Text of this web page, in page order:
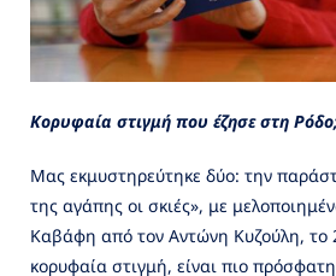
Κορυφαία στιγμή που έζησε στη
Μας εκμυστηρεύτηκε δύο: την
της αγάπης οι σκιές», με
Καβάφη από τον Αντώνη Κυζούλη, το
κορυφαία στιγμή, είναι πιο